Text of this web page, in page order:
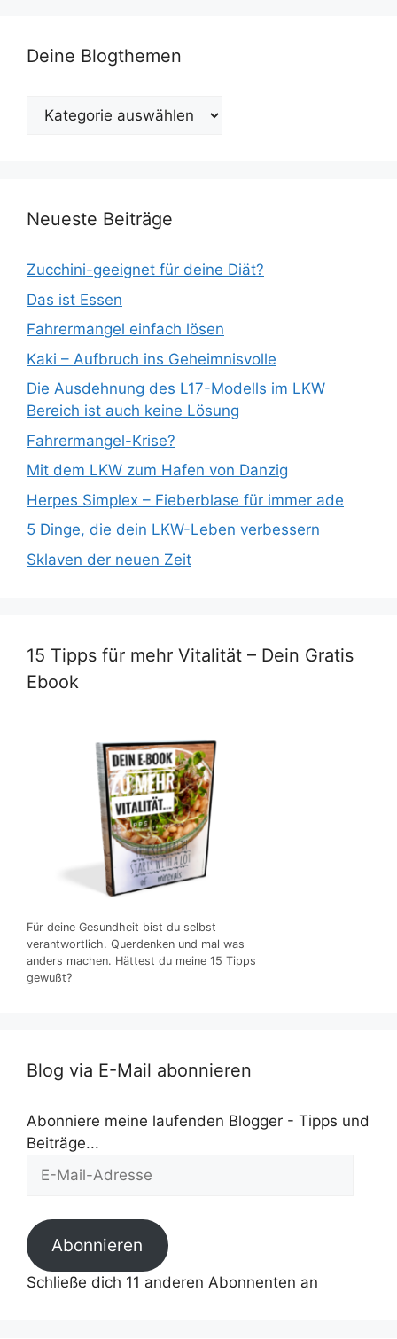
Deine Blogthemen
Deine
Blogthemen
Neueste Beiträge
Zucchini-geeignet für deine Diät?
Das ist Essen
Fahrermangel einfach lösen
Kaki – Aufbruch ins Geheimnisvolle
Die Ausdehnung des L17-Modells im LKW
Bereich ist auch keine Lösung
Fahrermangel-Krise?
Mit dem LKW zum Hafen von Danzig
Herpes Simplex – Fieberblase für immer ade
5 Dinge, die dein LKW-Leben verbessern
Sklaven der neuen Zeit
15 Tipps für mehr Vitalität – Dein Gratis
Ebook
Für deine Gesundheit bist du selbst
verantwortlich. Querdenken und mal was
anders machen. Hättest du meine 15 Tipps
gewußt?
Blog via E-Mail abonnieren
Abonniere meine laufenden Blogger - Tipps und
Beiträge...
Abonnieren
Schließe dich 11 anderen Abonnenten an